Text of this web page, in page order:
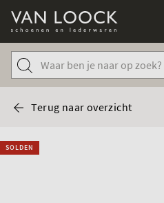
Terug naar overzicht
SOLDEN